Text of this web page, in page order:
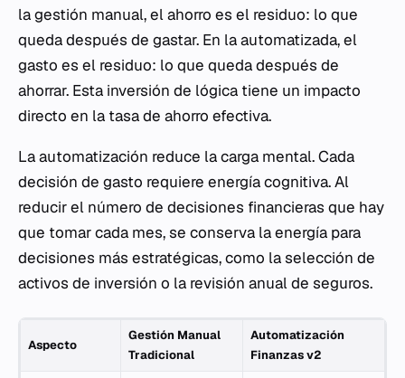
la gestión manual, el ahorro es el residuo: lo que
queda después de gastar. En la automatizada, el
gasto es el residuo: lo que queda después de
ahorrar. Esta inversión de lógica tiene un impacto
directo en la tasa de ahorro efectiva.
La automatización reduce la carga mental. Cada
decisión de gasto requiere energía cognitiva. Al
reducir el número de decisiones financieras que hay
que tomar cada mes, se conserva la energía para
decisiones más estratégicas, como la selección de
activos de inversión o la revisión anual de seguros.
Aspecto
Gestión Manual
Tradicional
Automatización
Finanzas v2